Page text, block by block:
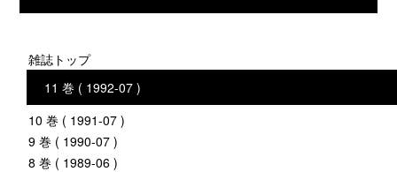
雑誌トップ
11 巻 ( 1992-07 )
10 巻 ( 1991-07 )
9 巻 ( 1990-07 )
8 巻 ( 1989-06 )